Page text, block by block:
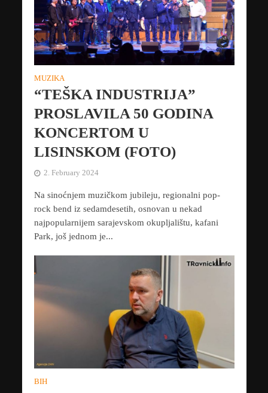
MUZIKA
“TEŠKA INDUSTRIJA”
PROSLAVILA 50 GODINA
KONCERTOM U
LISINSKOM (FOTO)
2. February 2024
Na sinoćnjem muzičkom jubileju, regionalni pop-
rock bend iz sedamdesetih, osnovan u nekad
najpopularnijem sarajevskom okupljalištu, kafani
Park, još jednom je...
BIH